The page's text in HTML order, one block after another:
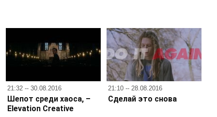
21:32 -- 30.08.2016
Шепот среди хаоса, –
Elevation Creative
21:10 -- 28.08.2016
Сделай это снова